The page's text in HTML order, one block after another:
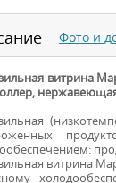
витрина
витрина
Фото и